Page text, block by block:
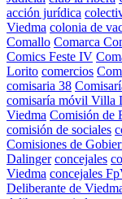
acción jurídica
Viedma colonia de
Comallo Comarca
Comics Feste IV
Lorito comercios
comisaria 38
comisaría móvil Villa
Viedma Comisión de
comisión de sociales
Comisiones de
Dalinger concejales
Viedma concejales
Deliberante de